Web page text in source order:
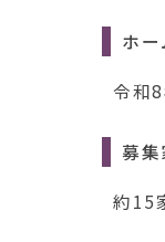
ホ
令和
募集
約15